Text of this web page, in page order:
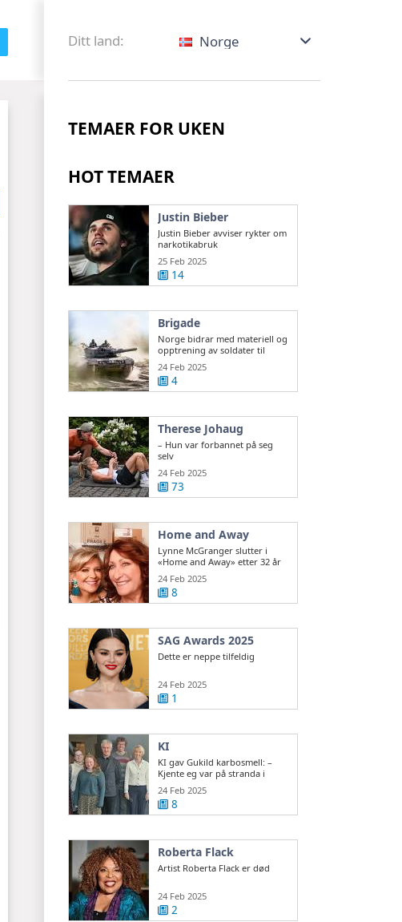
Ditt land: Norge
TEMAER FOR UKEN
HOT TEMAER
Justin Bieber
Justin Bieber avviser rykter om
narkotikabruk
25 Feb 2025
14
Brigade
Norge bidrar med materiell og
opptrening av soldater til
ukrainsk ...
24 Feb 2025
4
Therese Johaug
– Hun var forbannet på seg
selv
24 Feb 2025
73
Home and Away
Lynne McGranger slutter i
«Home and Away» etter 32 år
24 Feb 2025
8
SAG Awards 2025
Dette er neppe tilfeldig
24 Feb 2025
1
KI
KI gav Gukild karbosmell: –
Kjente eg var på stranda i
Normandie
24 Feb 2025
8
Roberta Flack
Artist Roberta Flack er død
24 Feb 2025
2